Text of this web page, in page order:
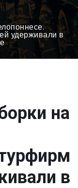
удерживали в
на
в